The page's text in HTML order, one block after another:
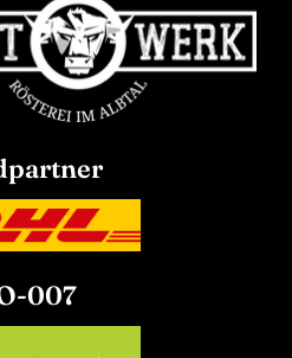
007